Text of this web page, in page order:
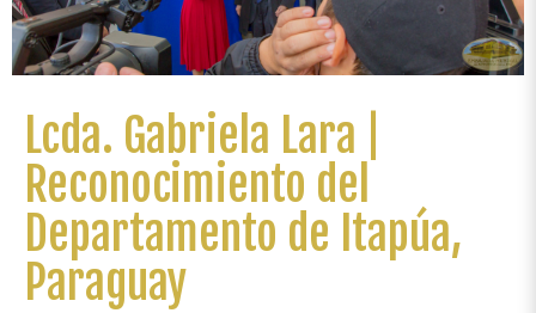
Lcda. Gabriela Lara |
Reconocimiento del
Departamento de Itapúa,
Paraguay